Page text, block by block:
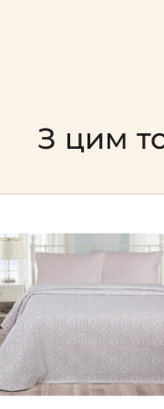
З цим